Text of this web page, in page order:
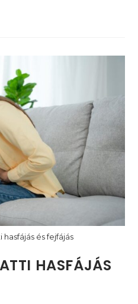
és fejfájás
HASFÁJÁS